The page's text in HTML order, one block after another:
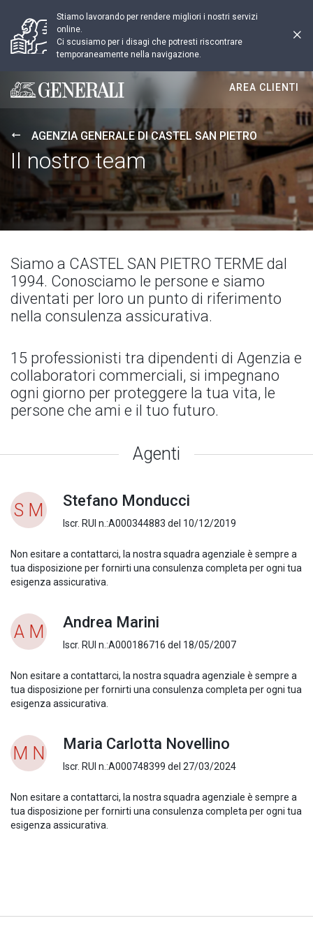
Stiamo lavorando per rendere migliori i nostri servizi
online.
Ci scusiamo per i disagi che potresti riscontrare
temporaneamente nella navigazione.
Generali logo
AREA CLIENTI
AGENZIA GENERALE DI CASTEL SAN PIETRO
Il nostro team
Siamo a CASTEL SAN PIETRO TERME dal
1994. Conosciamo le persone e siamo
diventati per loro un punto di riferimento
nella consulenza assicurativa.
15 professionisti tra dipendenti di Agenzia e
collaboratori commerciali, si impegnano
ogni giorno per proteggere la tua vita, le
persone che ami e il tuo futuro.
Agenti
S M Stefano Monducci
Iscr. RUI n.:A000344883 del 10/12/2019
Non esitare a contattarci, la nostra squadra agenziale è sempre a
tua disposizione per fornirti una consulenza completa per ogni tua
esigenza assicurativa.
A M Andrea Marini
Iscr. RUI n.:A000186716 del 18/05/2007
Non esitare a contattarci, la nostra squadra agenziale è sempre a
tua disposizione per fornirti una consulenza completa per ogni tua
esigenza assicurativa.
M N Maria Carlotta Novellino
Iscr. RUI n.:A000748399 del 27/03/2024
Non esitare a contattarci, la nostra squadra agenziale è sempre a
tua disposizione per fornirti una consulenza completa per ogni tua
esigenza assicurativa.